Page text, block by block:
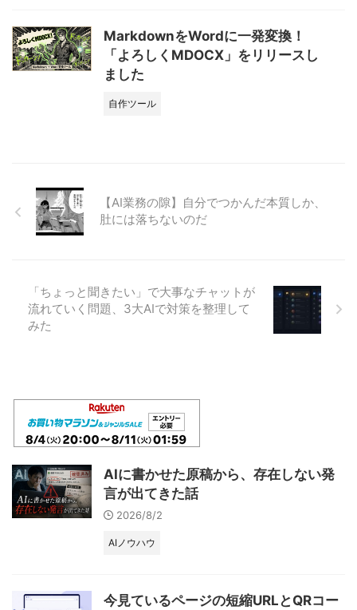
MarkdownをWordに一発変換！
「よろしくMDOCX」をリリースし
ました
自作ツール
【AI業務の隙】自分でつかんだ本質しか、
肚には落ちないのだ
「ちょっと聞きたい」で大事なチャットが
流れていく問題、3大AIで対策を整理して
みた
AIに書かせた原稿から、存在しない発
言が出てきた話
2026/8/2
AIノウハウ
今見ているページの短縮URLとQRコー